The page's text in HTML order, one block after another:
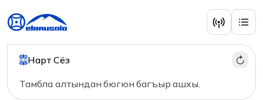
Нарт Сёз
Тамбла алтындан бюгюн багъыр ашхы.